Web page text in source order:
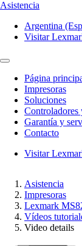
Asistencia
Argentina
Visitar
Página
Impresoras
Soluciones
Controladores
Garantía y
Contacto
Visitar
Asistencia
Impresoras
Lexmark
Vídeos
Video details